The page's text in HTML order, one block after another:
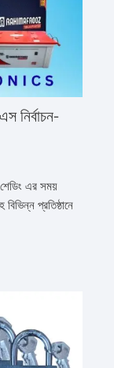
নির্বাচন-
এর সময়
প্রতিষ্ঠানে